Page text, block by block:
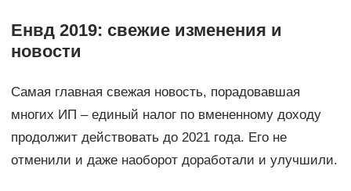
Енвд 2019: свежие изменения и
новости
Самая главная свежая новость, порадовавшая
многих ИП – единый налог по вмененному доходу
продолжит действовать до 2021 года. Его не
отменили и даже наоборот доработали и улучшили.